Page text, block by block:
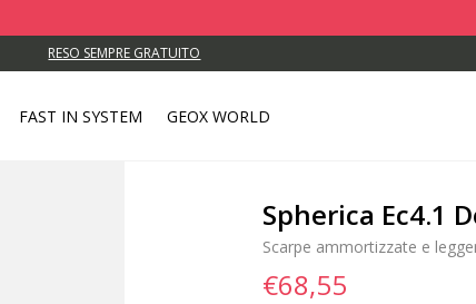
RESO SEMPRE GRATUITO
FAST IN SYSTEM GEOX WORLD
Spherica Ec4.1
Scarpe ammortizzate e
€68,55